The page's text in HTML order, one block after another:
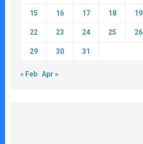
15 16 17 18 19
22 23 24 25 26
29 30 31
« Feb Apr »